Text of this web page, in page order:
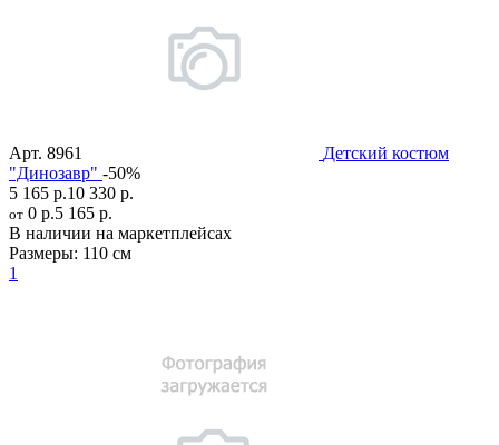
Арт. 8961
Детский костюм
"Динозавр" -50%
5 165 р.10 330 р.
от 0 р.5 165 р.
В наличии на маркетплейсах
Размеры: 110 см
1